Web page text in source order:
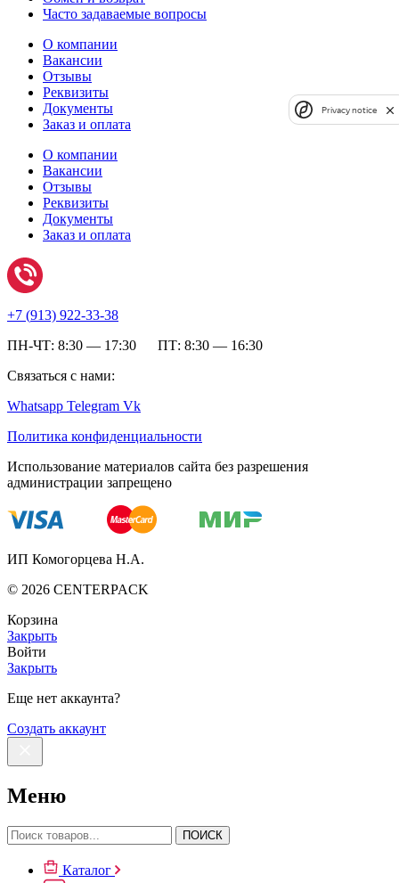
Часто задаваемые вопросы
О компании
Вакансии
Отзывы
Реквизиты
Документы
Заказ и оплата
О компании
Вакансии
Отзывы
Реквизиты
Документы
Заказ и оплата
+7 (913) 922-33-38
ПН-ЧТ: 8:30 — 17:30 ПТ: 8:30 — 16:30
Связаться с нами:
Whatsapp Telegram Vk
Политика конфиденциальности
Использование материалов сайта без разрешения
администрации запрещено
ИП Комогорцева Н.А.
© 2026 CENTERPACK
Корзина
Закрыть
Войти
Закрыть
Еще нет аккаунта?
Создать аккаунт
Меню
ПОИСК
Каталог
Privacy notice